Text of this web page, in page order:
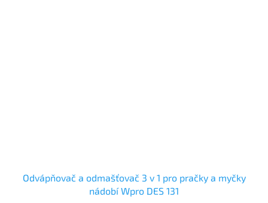
Odvápňovač a odmašťovač 3 v 1 pro pračky a myčky
nádobí Wpro DES 131